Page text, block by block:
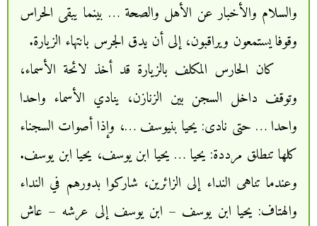
والسلام والأخبار عن الأهل والصحة … بينما يبقى الحراس
وقوفا يستمعون ويراقبون، إلى أن يدق الجرس بانتهاء الزيارة.
كان الحارس المكلف بالزيارة قد أخذ لائحة الأسماء،
وتوقف داخل السجن بين الزنازن، ينادي الأسماء واحدا
واحدا … حتى نادى: يحيا بنيوسف …، وإذا أصوات السجناء
كلها تنطلق مرددة: يحيا … يحيا ابن يوسف، يحيا ابن يوسف.
وعندما تناهى النداء إلى الزائرين، شاركوا بدورهم في النداء
والهتاف: يحيا ابن يوسف – ابن يوسف إلى عرشه – عاش